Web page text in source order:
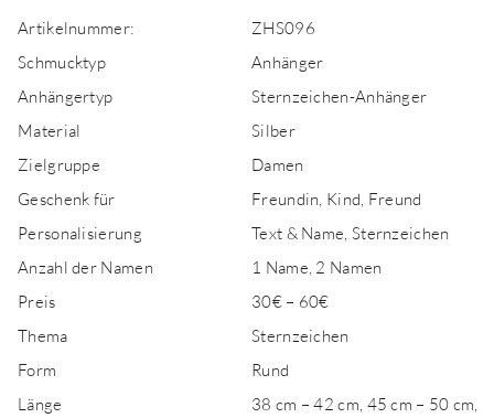
Artikelnummer:
ZHS096
Schmucktyp
Anhänger
Anhängertyp
Sternzeichen-Anhänger
Material
Silber
Zielgruppe
Damen
Geschenk für
Freundin, Kind, Freund
Personalisierung
Text & Name, Sternzeichen
Anzahl der Namen
1 Name, 2 Namen
Preis
30€ – 60€
Thema
Sternzeichen
Form
Rund
Länge
38 cm – 42 cm, 45 cm – 50 cm,